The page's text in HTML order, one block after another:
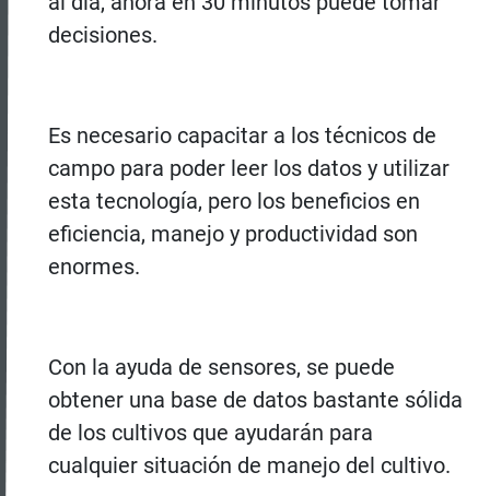
decisiones.
Es necesario capacitar a los técnicos de
campo para poder leer los datos y utilizar
esta tecnología, pero los beneficios en
eficiencia, manejo y productividad son
enormes.
Con la ayuda de sensores, se puede
obtener una base de datos bastante sólida
de los cultivos que ayudarán para
cualquier situación de manejo del cultivo.